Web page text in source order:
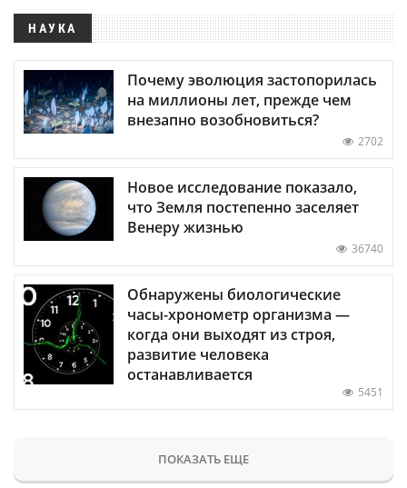
НАУКА
Почему эволюция застопорилась
на миллионы лет, прежде чем
внезапно возобновиться?
2702
Новое исследование показало,
что Земля постепенно заселяет
Венеру жизнью
36740
Обнаружены биологические
часы-хронометр организма —
когда они выходят из строя,
развитие человека
останавливается
5451
ПОКАЗАТЬ ЕЩЕ